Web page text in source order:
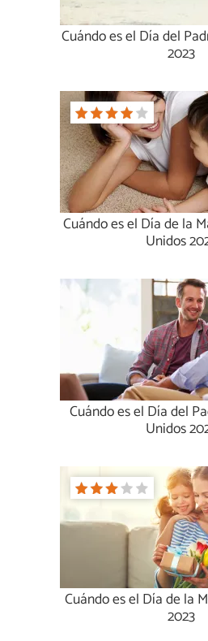
Cuándo es el Día del
2023
Cuándo es el Día de la
Unidos
Cuándo es el Día del
Unidos
Cuándo es el Día de la
2023